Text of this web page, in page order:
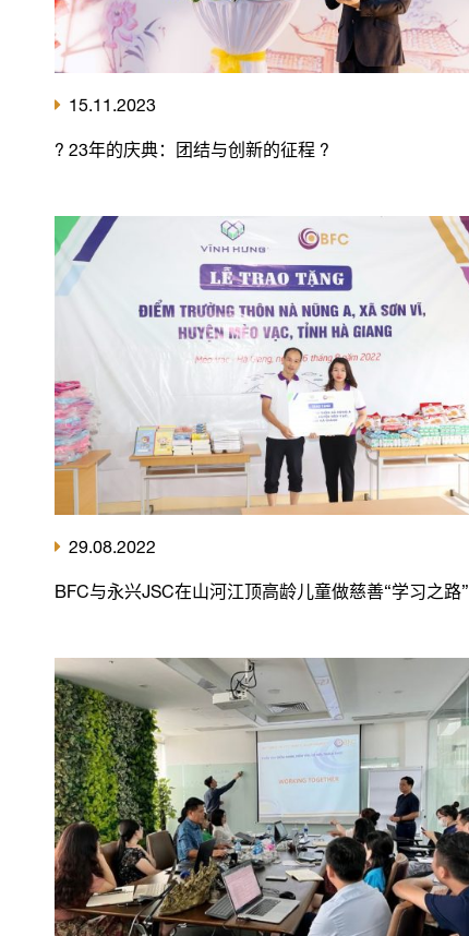
15.11.2023
? 23年的庆典：团结与创新的征程 ?
29.08.2022
BFC与永兴JSC在山河江顶高龄儿童做慈善“学习之路”